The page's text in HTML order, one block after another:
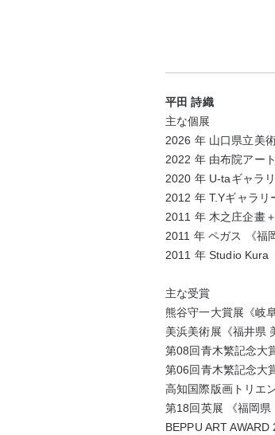
平田 詩織
主な個展
2026 年 山口県立美
2022 年 由布院アー
2020 年 U-taギャラ
2012 年 T.Yギャラリ
2011 年 木之庄企畫＋
2011 年 ペガス 《福
2011 年 Studio Kura
主な受賞
熊谷守一大賞展 《岐
美浜美術展 《福井県
第08回青木繁記念大
第06回青木繁記念大
高知国際版画トリエ
第18回英展 《福岡
BEPPU ART AWARD